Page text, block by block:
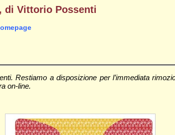
di Vittorio Possenti
Restiamo a disposizione per l’immediata
on-line.